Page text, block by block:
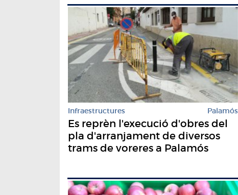
Infraestructures Palamós
Es reprèn l'execució d'obres del
pla d'arranjament de diversos
trams de voreres a Palamós